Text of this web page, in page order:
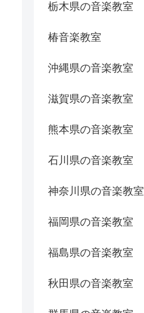
栃木県の音楽教室
椿音楽教室
沖縄県の音楽教室
滋賀県の音楽教室
熊本県の音楽教室
石川県の音楽教室
神奈川県の音楽教室
福岡県の音楽教室
福島県の音楽教室
秋田県の音楽教室